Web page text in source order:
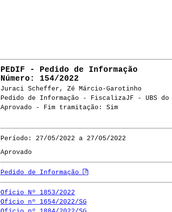
PEDIF - Pedido de Informação
Número : 154/2022
Juraci Scheffer, Zé Márcio-Garotinho
Pedido de Informação - FiscalizaJF - UBS do
Aprovado - Fim tramitação: Sim
Período: 27/05/2022 a 27/05/2022
Aprovado
Pedido de Informação
Ofício Nº 1853/2022
Ofício nº 1654/2022/SG